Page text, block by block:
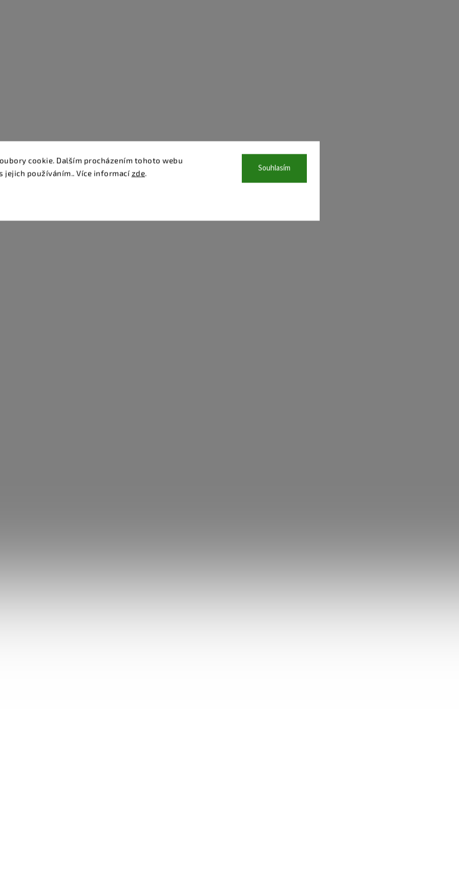
cookie. Dalším procházením tohoto webu
jejich používáním.. Více informací zde. Souhlasím